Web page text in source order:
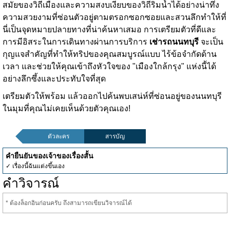
สมัยของวิถีเมืองและความสงบเงียบของวิถีริมน้ำได้อย่างน่าทึ่ง
ความสวยงามที่ซ่อนตัวอยู่ตามตรอกซอกซอยและสวนลึกทำให้ที่
นี่เป็นจุดหมายปลายทางที่น่าค้นหาเสมอ การเตรียมตัวที่ดีและ
การมีอิสระในการเดินทางผ่านการบริการ เช่ารถนนทบุรี จะเป็น
กุญแจสำคัญที่ทำให้ทริปของคุณสมบูรณ์แบบ ไร้ข้อจำกัดด้าน
เวลา และช่วยให้คุณเข้าถึงหัวใจของ "เมืองใกล้กรุง" แห่งนี้ได้
อย่างลึกซึ้งและประทับใจที่สุด
เตรียมตัวให้พร้อม แล้วออกไปค้นพบเสน่ห์ที่ซ่อนอยู่ของนนทบุรี
ในมุมที่คุณไม่เคยเห็นด้วยตัวคุณเอง!
ตัวละคร สารบัญ
คำยืนยันของเจ้าของเรื่องสั้น
✓ เรื่องนี้ฉันแต่งขึ้นเอง
คำวิจารณ์
* ต้องล็อกอินก่อนครับ ถึงสามารถเขียนวิจารณ์ได้